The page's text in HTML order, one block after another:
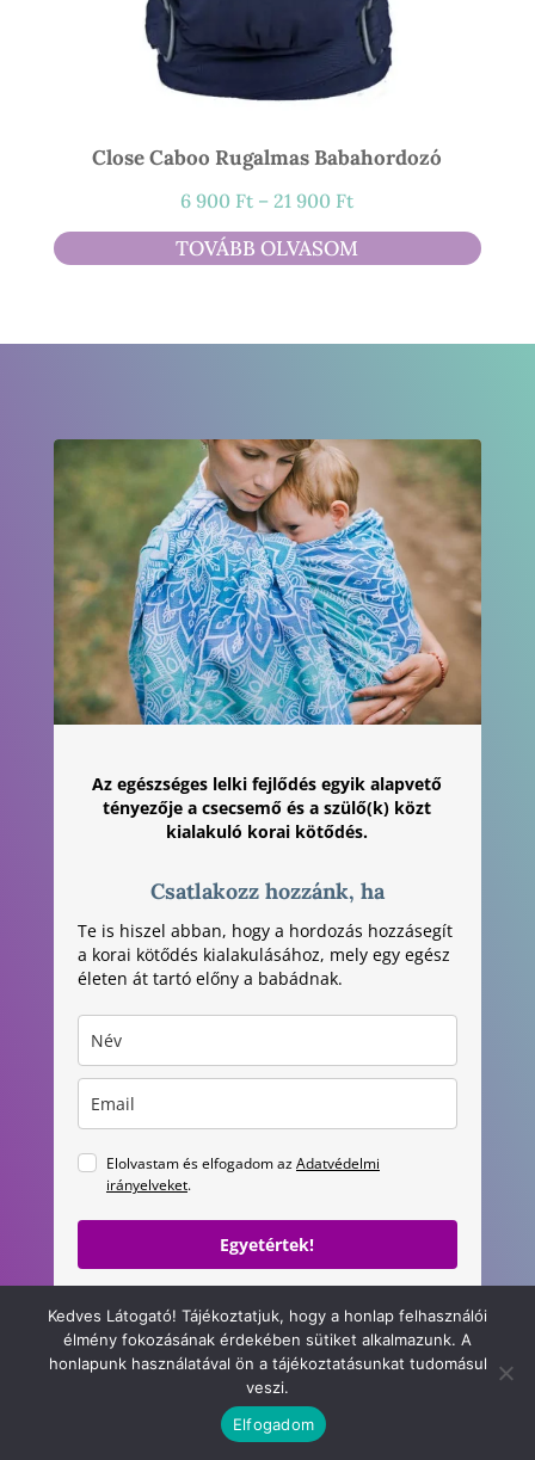
Close Caboo Rugalmas Babahordozó
6 900 Ft – 21 900 FtÁrtartomány:
6
900 Ft
TOVÁBB OLVASOM
Az egészséges lelki fejlődés egyik alapvető
tényezője a csecsemő és a szülő(k) közt
kialakuló korai kötődés.
Csatlakozz hozzánk, ha
Te is hiszel abban, hogy a hordozás hozzásegít
a korai kötődés kialakulásához, mely egy egész
életen át tartó előny a babádnak.
Elolvastam és elfogadom azAdatvédelmi
irányelveket.
Egyetértek!
Kedves Látogató! Tájékoztatjuk, hogy a honlap felhasználói
élmény fokozásának érdekében sütiket alkalmazunk. A
honlapunk használatával ön a tájékoztatásunkat tudomásul
veszi.
Elfogadom